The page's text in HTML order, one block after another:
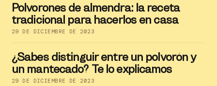
Polvorones de almendra: la receta
tradicional para hacerlos en casa
29 DE DICIEMBRE DE 2023
¿Sabes distinguir entre un polvorón y
un mantecado? Te lo explicamos
29 DE DICIEMBRE DE 2023